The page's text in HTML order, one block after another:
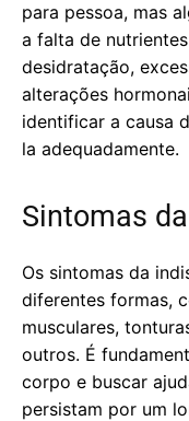
para pessoa, mas
a falta de
desidratação,
alterações
identificar a causa
la adequadamente.
Sintomas
Os sintomas da
diferentes formas,
musculares,
outros. É
corpo e buscar
persistam por um